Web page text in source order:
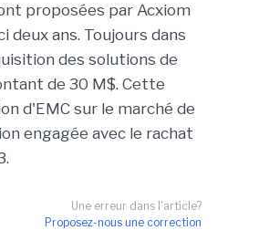
proposées par Acxiom
deux ans. Toujours dans
des solutions de
de 30 M$. Cette
d'EMC sur le marché de
engagée avec le rachat
Une erreur dans l'article?
Proposez-nous une correction